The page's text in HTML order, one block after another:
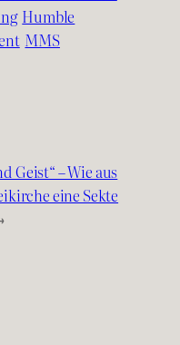
Humble
MMS
Geist“ – Wie aus
eine Sekte